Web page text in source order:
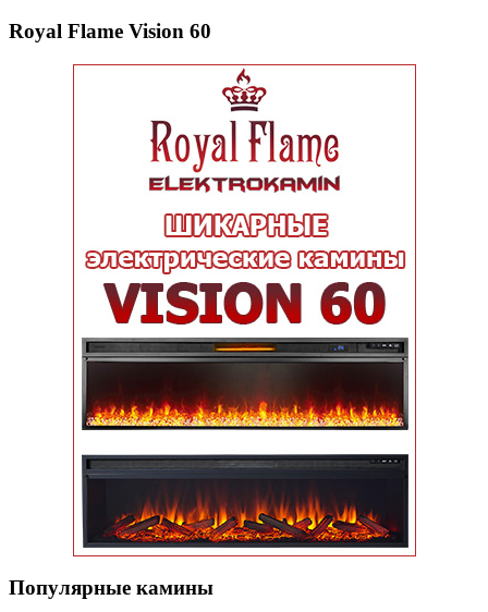
Royal Flame Vision 60
Популярные кaмины